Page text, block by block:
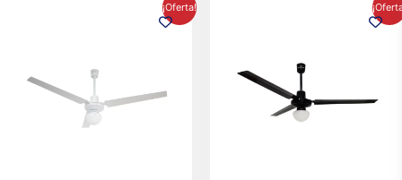
¡Oferta!
precio
actual
precio
actual